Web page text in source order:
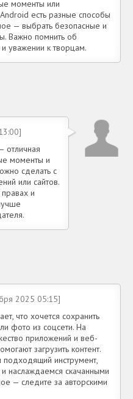
моменты или
есть разные способы
— выбрать безопасные и
Важно помнить об
и уважении к творцам.
отличная
моменты и
сделать с
или сайтов.
и
2025 05:15]
что хочется сохранить
фото из соцсети. На
приложений и веб-
загрузить контент.
инструмент,
и наслаждаемся скачанными
— следите за авторскими